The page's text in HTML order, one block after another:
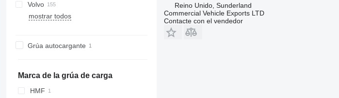
CF 340
CF 410
CF 530
XF 105
XF 106
Stralis
TGL
TGM
Antos
Atego
Vario
D-series
D Wide
T-series
G-series
LB
X3000
E-series
Dyna
Crafter
Transporter
Volvo
FE
mostrar todos
Grúa autocargante
Marca de la grúa de carga
HMF
Reino Unido, Sunderland
Commercial Vehicle Exports LTD
Contacte con el vendedor